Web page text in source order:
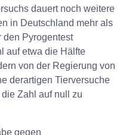
dauert noch weitere
in Deutschland mehr als
den Pyrogentest
auf etwa die Hälfte
von der Regierung von
derartigen Tierversuche
Zahl auf null zu